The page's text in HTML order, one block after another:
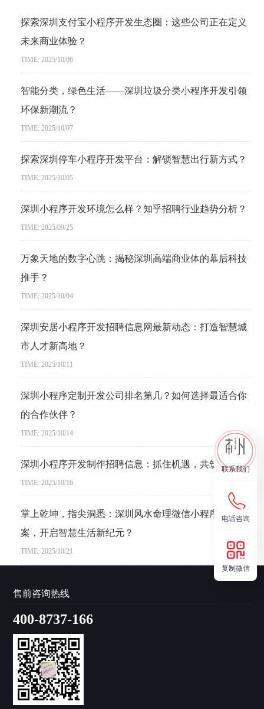
联系我们
电话咨询
复制微信
探索深圳支付宝小程序开发生态圈：这些公司正在定义
未来商业体验？
TIME: 2025/10/06
智能分类，绿色生活——深圳垃圾分类小程序开发引领
环保新潮流？
TIME: 2025/10/07
探索深圳停车小程序开发平台：解锁智慧出行新方式？
TIME: 2025/10/05
深圳小程序开发环境怎么样？知乎招聘行业趋势分析？
TIME: 2025/09/25
万象天地的数字心跳：揭秘深圳高端商业体的幕后科技
推手？
TIME: 2025/10/04
深圳安居小程序开发招聘信息网最新动态：打造智慧城
市人才新高地？
TIME: 2025/10/11
深圳小程序定制开发公司排名第几？如何选择最适合你
的合作伙伴？
TIME: 2025/10/14
深圳小程序开发制作招聘信息：抓住机遇，共筑未来？
TIME: 2025/10/16
掌上乾坤，指尖洞悉：深圳风水命理微信小程序开发方
案，开启智慧生活新纪元？
TIME: 2025/10/21
售前咨询热线
400-8737-166